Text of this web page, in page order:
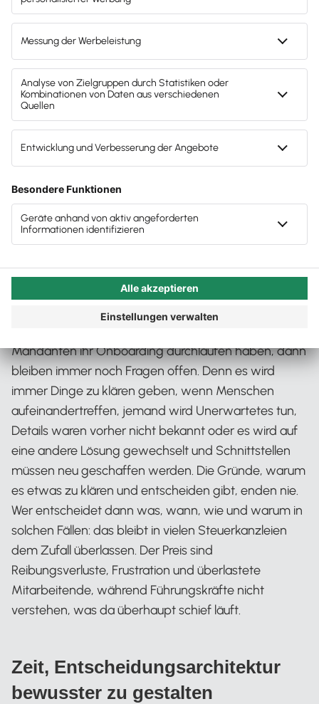
Zentraler Hebel für bessere Entscheidungen
Fallbeispiel: Fehlende Entscheidungstruktur beim
Onboarding digitaler Mandate
Fazit: Gute Tools brauchen gute Entscheidungen
– und gute Entscheidungen brauchen Struktur
erklären wir in diesem Artikel. Denn digital
aufgestellte Steuerkanzleien investieren in
kämpfen bei allem Fortschritt mit Rückfragen,
Abstimmungsproblemen und Zeitdruck und vor
allem – Frust. Der Grund liegt nicht in der Technik,
sondern in der unklaren Entscheidungskultur.
Autor:in:Carola Heine
Kategorie:Steuerberater:innen
Wie Entscheidungsarchitektur
die Effizienz in digitalen
Kanzleien verändert
Mandanten ihr Onboarding durchlaufen haben, dann
bleiben immer noch Fragen offen. Denn es wird
immer Dinge zu klären geben, wenn Menschen
aufeinandertreffen, jemand wird Unerwartetes tun,
Details waren vorher nicht bekannt oder es wird auf
eine andere Lösung gewechselt und Schnittstellen
müssen neu geschaffen werden. Die Gründe, warum
es etwas zu klären und entscheiden gibt, enden nie.
Wer entscheidet dann was, wann, wie und warum in
solchen Fällen: das bleibt in vielen Steuerkanzleien
dem Zufall überlassen. Der Preis sind
Reibungsverluste, Frustration und überlastete
Mitarbeitende, während Führungskräfte nicht
verstehen, was da überhaupt schief läuft.
Zeit, Entscheidungsarchitektur
bewusster zu gestalten